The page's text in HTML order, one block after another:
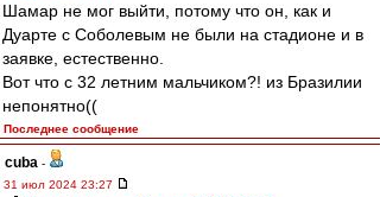
Шамар не мог выйти, потому что он, как и
Дуарте с Соболевым не были на стадионе и в
заявке, естественно.
Вот что с 32 летним мальчиком?! из Бразилии
непонятно((
Последнее сообщение
cuba -
31 июл 2024 23:27